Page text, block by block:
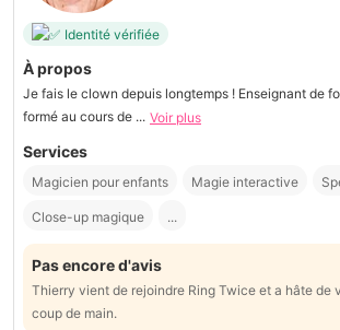
Identité vérifiée
À propos
Je fais le clown depuis longtemps ! Enseignant de
formé au cours de ... Voir plus
Services
Magicien pour enfants Magie interactive
Close-up magique ...
Pas encore d'avis
Thierry vient de rejoindre Ring Twice et a hâte de
coup de main.